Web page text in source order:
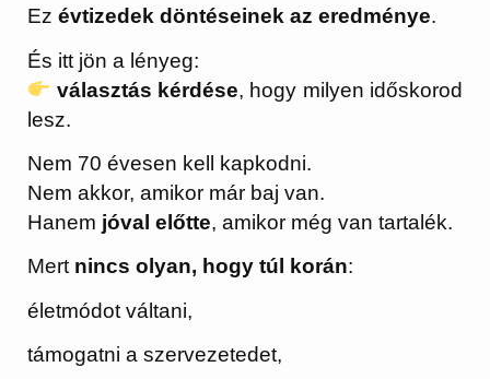
Ezévtizedek döntéseinek az eredménye.
És itt jön a lényeg:
választás kérdése, hogy milyen időskorod
lesz.
Nem 70 évesen kell kapkodni.
Nem akkor, amikor már baj van.
Hanem jóval előtte, amikor még van tartalék.
Mert nincs olyan, hogy túl korán:
életmódot váltani,
támogatni a szervezetedet,